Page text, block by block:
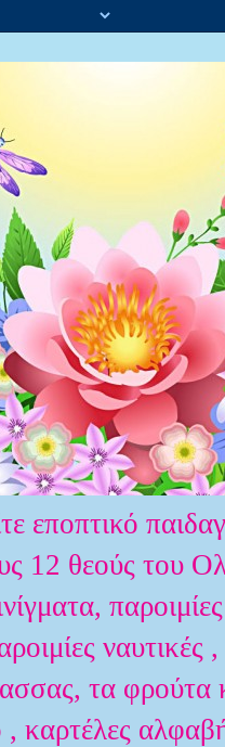
εποπτικό
12 θεούς του
τα φρούτα
, καρτέλες